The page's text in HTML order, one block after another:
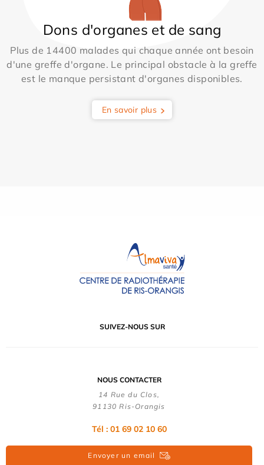
Dons d'organes et de sang
Plus de 14400 malades qui chaque année ont besoin
d'une greffe d'organe. Le principal obstacle à la greffe
est le manque persistant d'organes disponibles.
En savoir plus
SUIVEZ-NOUS SUR
NOUS CONTACTER
14 Rue du Clos,
91130 Ris-Orangis
Tél : 01 69 02 10 60
Envoyer un email